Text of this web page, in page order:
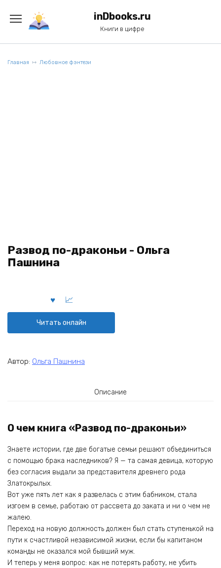
содержанию
inDbooks.ru
Книги в цифре
Главная Любовное фэнтези
Развод по-драконьи - Ольга
Пашнина
Читать онлайн
Автор: Ольга Пашнина
Описание
О чем книга «Развод по-драконьи»
Знаете истории, где две богатые семьи решают объединиться
с помощью брака наследников? Я — та самая девица, которую
без согласия выдали за представителя древнего рода
Златокрылых.
Вот уже пять лет как я развелась с этим бабником, стала
изгоем в семье, работаю от рассвета до заката и ни о чем не
жалею.
Переход на новую должность должен был стать ступенькой на
пути к счастливой независимой жизни, если бы капитаном
команды не оказался мой бывший муж.
И теперь у меня вопрос: как не потерять работу, не убить